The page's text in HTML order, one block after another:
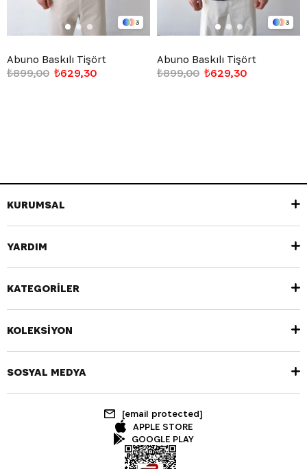
3
Abuno Baskılı Tişört
₺629,30
₺899,00
3
Abuno Baskılı Tişört
₺629,30
₺899,00
KURUMSAL
YARDIM
KATEGORİLER
KOLEKSİYON
SOSYAL MEDYA
[email protected]
APPLE STORE
GOOGLE PLAY